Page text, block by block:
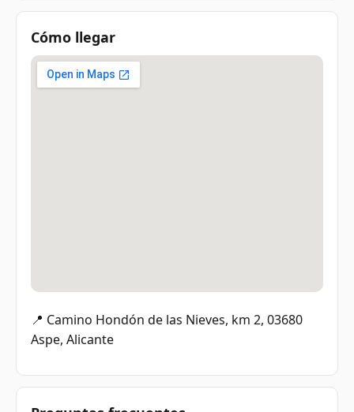
Cómo llegar
📍 Camino Hondón de las Nieves, km 2, 03680
Aspe, Alicante